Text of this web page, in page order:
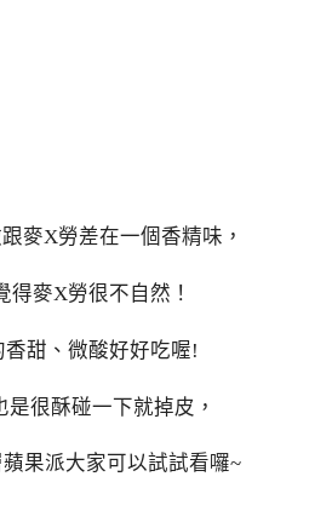
麥X勞差在一個香精味，
得麥X勞很不自然！
香甜、微酸好好吃喔!
是很酥碰一下就掉皮，
果派大家可以試試看囉~